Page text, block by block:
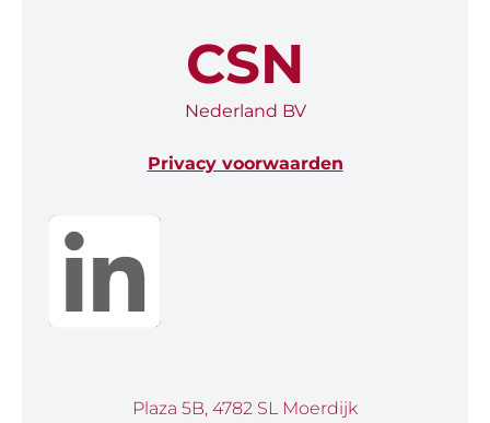
CSN
Nederland BV
Privacy voorwaarden
Plaza 5B, 4782 SL Moerdijk